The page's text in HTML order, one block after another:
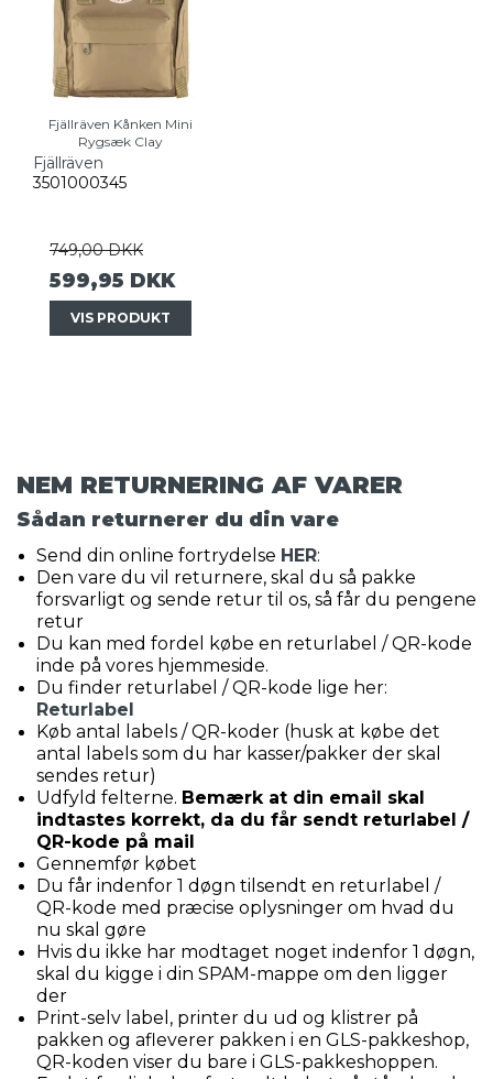
Fjällräven Kånken Mini
Rygsæk Clay
Fjällräven
3501000345
749,00 DKK
599,95 DKK
VIS PRODUKT
NEM RETURNERING AF VARER
Sådan returnerer du din vare
Send din online fortrydelse HER:
Den vare du vil returnere, skal du så pakke
forsvarligt og sende retur til os, så får du pengene
retur
Du kan med fordel købe en returlabel / QR-kode
inde på vores hjemmeside.
Du finder returlabel / QR-kode lige her:
Returlabel
Køb antal labels / QR-koder (husk at købe det
antal labels som du har kasser/pakker der skal
sendes retur)
Udfyld felterne. Bemærk at din email skal
indtastes korrekt, da du får sendt returlabel /
QR-kode på mail
Gennemfør købet
Du får indenfor 1 døgn tilsendt en returlabel /
QR-kode med præcise oplysninger om hvad du
nu skal gøre
Hvis du ikke har modtaget noget indenfor 1 døgn,
skal du kigge i din SPAM-mappe om den ligger
der
Print-selv label, printer du ud og klistrer på
pakken og afleverer pakken i en GLS-pakkeshop,
QR-koden viser du bare i GLS-pakkeshoppen.